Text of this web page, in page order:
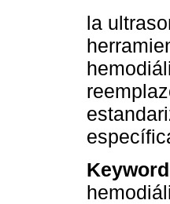
la